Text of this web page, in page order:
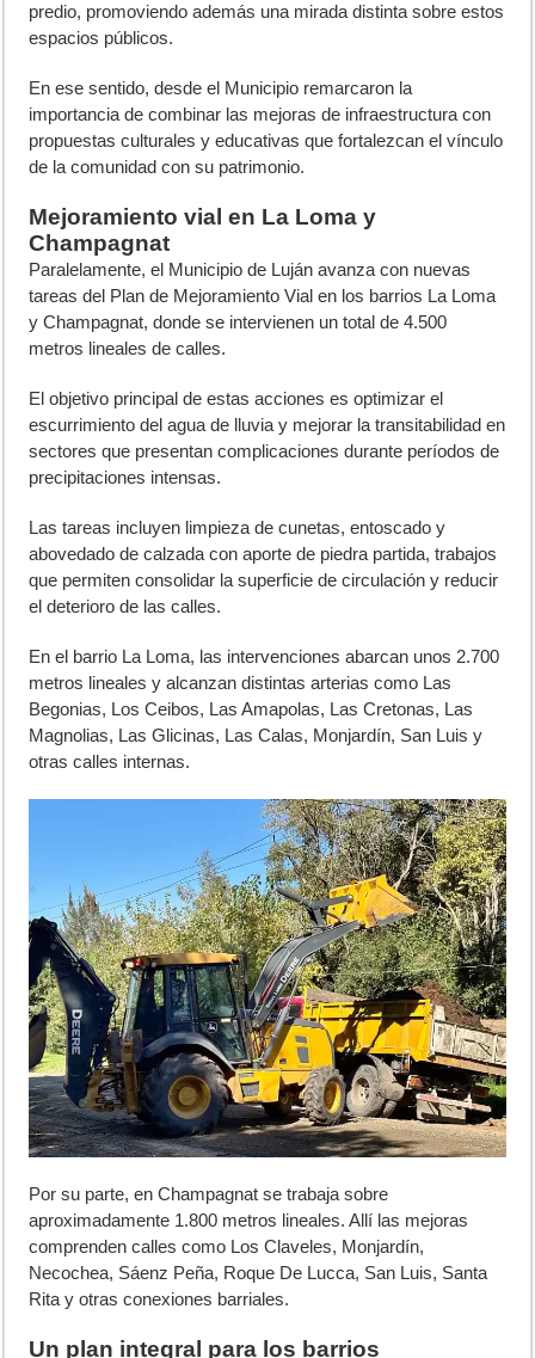
predio, promoviendo además una mirada distinta sobre estos
espacios públicos.
En ese sentido, desde el Municipio remarcaron la
importancia de combinar las mejoras de infraestructura con
propuestas culturales y educativas que fortalezcan el vínculo
de la comunidad con su patrimonio.
Mejoramiento vial en La Loma y
Champagnat
Paralelamente, el Municipio de Luján avanza con nuevas
tareas del Plan de Mejoramiento Vial en los barrios La Loma
y Champagnat, donde se intervienen un total de 4.500
metros lineales de calles.
El objetivo principal de estas acciones es optimizar el
escurrimiento del agua de lluvia y mejorar la transitabilidad en
sectores que presentan complicaciones durante períodos de
precipitaciones intensas.
Las tareas incluyen limpieza de cunetas, entoscado y
abovedado de calzada con aporte de piedra partida, trabajos
que permiten consolidar la superficie de circulación y reducir
el deterioro de las calles.
En el barrio La Loma, las intervenciones abarcan unos 2.700
metros lineales y alcanzan distintas arterias como Las
Begonias, Los Ceibos, Las Amapolas, Las Cretonas, Las
Magnolias, Las Glicinas, Las Calas, Monjardín, San Luis y
otras calles internas.
Por su parte, en Champagnat se trabaja sobre
aproximadamente 1.800 metros lineales. Allí las mejoras
comprenden calles como Los Claveles, Monjardín,
Necochea, Sáenz Peña, Roque De Lucca, San Luis, Santa
Rita y otras conexiones barriales.
Un plan integral para los barrios